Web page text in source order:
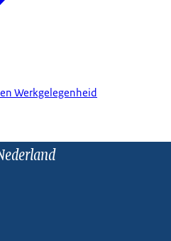
Werkgelegenheid